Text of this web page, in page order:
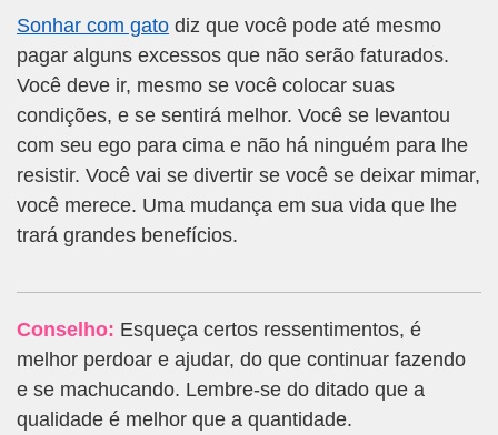
Sonhar com gato diz que você pode até mesmo
pagar alguns excessos que não serão faturados.
Você deve ir, mesmo se você colocar suas
condições, e se sentirá melhor. Você se levantou
com seu ego para cima e não há ninguém para lhe
resistir. Você vai se divertir se você se deixar mimar,
você merece. Uma mudança em sua vida que lhe
trará grandes benefícios.
Conselho: Esqueça certos ressentimentos, é
melhor perdoar e ajudar, do que continuar fazendo
e se machucando. Lembre-se do ditado que a
qualidade é melhor que a quantidade.